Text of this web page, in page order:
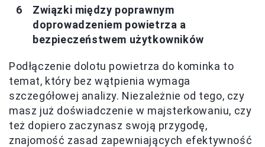
Związki między poprawnym
doprowadzeniem powietrza a
bezpieczeństwem użytkowników
Podłączenie dolotu powietrza do kominka to
temat, który bez wątpienia wymaga
szczegółowej analizy. Niezależnie od tego, czy
masz już doświadczenie w majsterkowaniu, czy
też dopiero zaczynasz swoją przygodę,
znajomość zasad zapewniających efektywność